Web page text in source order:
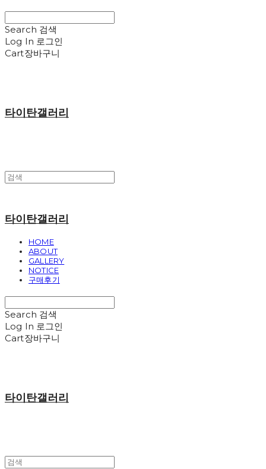
Search 검색
Log In 로그인
Cart장바구니
타이탄갤러리
타이탄갤러리
HOME
ABOUT
GALLERY
NOTICE
구매후기
Search 검색
Log In 로그인
Cart장바구니
타이탄갤러리